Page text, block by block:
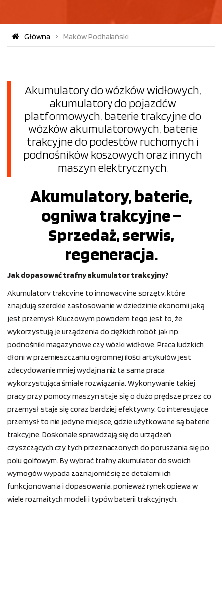
Główna Maków Podhalański
Akumulatory do wózków widłowych,
akumulatory do pojazdów
platformowych, baterie trakcyjne do
wózków akumulatorowych, baterie
trakcyjne do podestów ruchomych i
podnośników koszowych oraz innych
maszyn elektrycznych.
Akumulatory, baterie,
ogniwa trakcyjne –
Sprzedaż, serwis,
regeneracja.
Jak dopasować trafny akumulator trakcyjny?
Akumulatory trakcyjne to innowacyjne sprzęty, które
znajdują szerokie zastosowanie w dziedzinie ekonomii jaką
jest przemysł. Kluczowym powodem tego jest to, że
wykorzystują je urządzenia do ciężkich robót jak np.
podnośniki magazynowe czy wózki widłowe. Praca ludzkich
dłoni w przemieszczaniu ogromnej ilości artykułów jest
zdecydowanie mniej wydajna niż ta sama praca
wykorzystująca śmiałe rozwiązania. Wykonywanie takiej
pracy przy pomocy maszyn staje się o dużo prędsze przez co
przemysł staje się coraz bardziej efektywny. Co interesujące
przemysł to nie jedyne miejsce, gdzie użytkowane są baterie
trakcyjne. Doskonale sprawdzają się do urządzeń
czyszczących czy tych przeznaczonych do poruszania się po
polu golfowym. By wybrać trafny akumulator do swoich
wymogów wypada zaznajomić się ze detalami ich
funkcjonowania i dopasowania, ponieważ rynek opiewa w
wiele rozmaitych modeli i typów baterii trakcyjnych.